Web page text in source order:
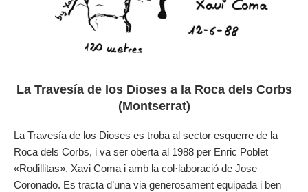
La Travesía de los Dioses a la Roca dels Corbs
(Montserrat)
La Travesía de los Dioses es troba al sector esquerre de la
Roca dels Corbs, i va ser oberta al 1988 per Enric Poblet
«Rodillitas», Xavi Coma i amb la col·laboració de Jose
Coronado. Es tracta d’una via generosament equipada i ben